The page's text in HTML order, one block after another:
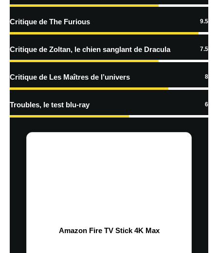
En savoir
traitées
Critique de The Furious 9.5
Critique de Zoltan, le chien sanglant de Dracula 7.5
Critique de Les Maîtres de l’univers 8
Troubles, le test blu-ray 6
Amazon Fire TV Stick 4K Max